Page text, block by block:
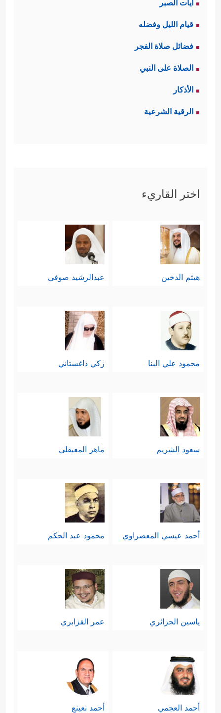
آيات الصبر
قيام الليل وفضله
فضائل صلاة الفجر
الصلاة على النبي
الأذكار
الرقية الشرعية
اختر القاريء
هيثم الدخين عبدالرشيد صوفي
محمود علي البنا زكي داغستاني
سعود الشريم ماهر المعيقلي
أحمد عيسي المعصراوي محمود عبد الحكم
ياسين الجزائري عمر القزابري
أحمد العجمي أحمد نعينع